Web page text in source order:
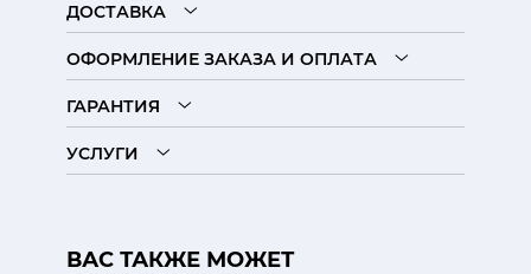
ДОСТАВКА
ОФОРМЛЕНИЕ ЗАКАЗА И ОПЛАТА
ГАРАНТИЯ
УСЛУГИ
ВАС ТАКЖЕ МОЖЕТ